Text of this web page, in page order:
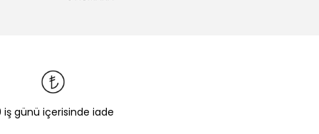
iş günü içerisinde iade